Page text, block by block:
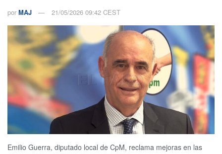
por MAJ 21/05/2026 09:42 CEST
Emilio Guerra, diputado local de CpM, reclama mejoras en las